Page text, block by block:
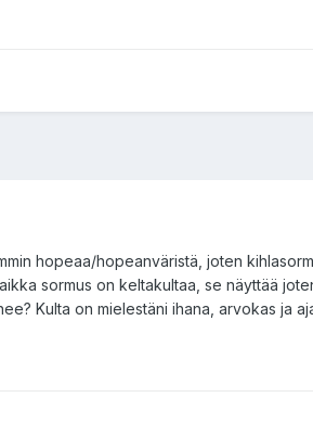
hopeaa/hopeanväristä, joten
sormus on keltakultaa, se näyttää
Kulta on mielestäni ihana, arvokas ja